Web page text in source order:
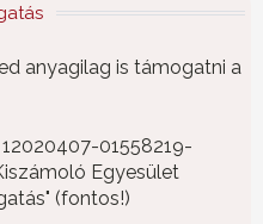
anyagilag is támogatni a
01558219-
Egyesület
(fontos!)